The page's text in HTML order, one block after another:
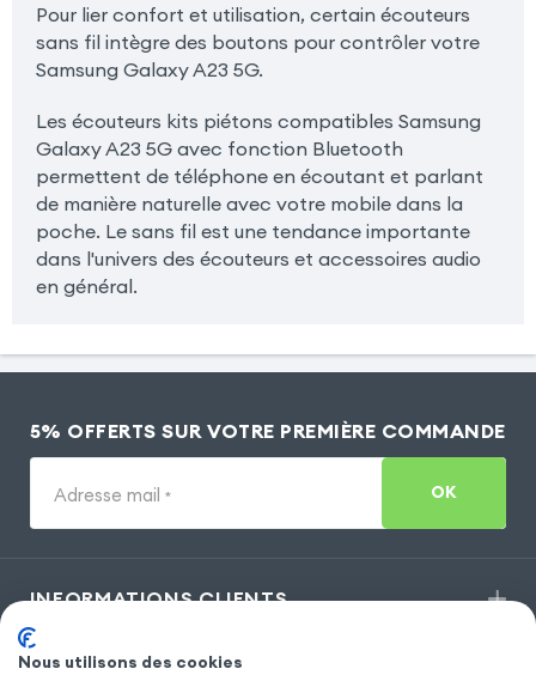
Pour lier confort et utilisation, certain écouteurs
sans fil intègre des boutons pour contrôler votre
Samsung Galaxy A23 5G.
Les écouteurs kits piétons compatibles Samsung
Galaxy A23 5G avec fonction Bluetooth
permettent de téléphone en écoutant et parlant
de manière naturelle avec votre mobile dans la
poche. Le sans fil est une tendance importante
dans l'univers des écouteurs et accessoires audio
en général.
5% OFFERTS SUR VOTRE PREMIÈRE COMMANDE
Adresse mail * OK
INFORMATIONS CLIENTS
Nous utilisons des cookies